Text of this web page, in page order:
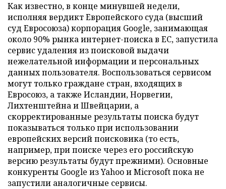
Как известно, в конце минувшей недели,
исполняя вердикт Европейского суда (высший
суд Евросоюза) корпорация Google, занимающая
около 90% рынка интернет-поиска в ЕС, запустила
сервис удаления из поисковой выдачи
нежелательной информации и персональных
данных пользователя. Воспользоваться сервисом
могут только граждане стран, входящих в
Евросоюз, а также Исландии, Норвегии,
Лихтенштейна и Швейцарии, а
скорректированные результаты поиска будут
показываться только при использовании
европейских версий поисковика (то есть,
например, при поиске через его российскую
версию результаты будут прежними). Основные
конкуренты Google из Yahoo и Microsoft пока не
запустили аналогичные сервисы.